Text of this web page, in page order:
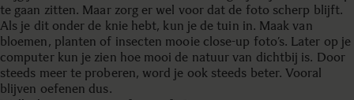
te gaan zitten. Maar zorg er wel voor dat de foto scherp blijft.
Als je dit onder de knie hebt, kun je de tuin in. Maak van
bloemen, planten of insecten mooie close-up foto’s. Later op je
computer kun je zien hoe mooi de natuur van dichtbij is. Door
steeds meer te proberen, word je ook steeds beter. Vooral
blijven oefenen dus.